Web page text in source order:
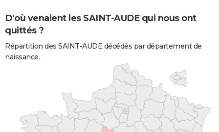
D'où venaient les SAINT-AUDE qui nous ont
quittés ?
Répartition des SAINT-AUDE décédés par département de
naissance.